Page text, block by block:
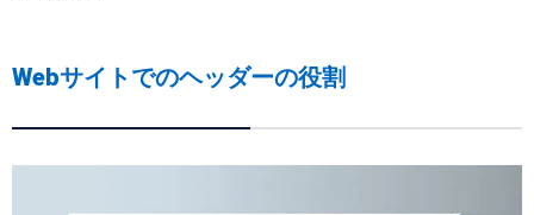
Webサイトでのヘッダーの役割